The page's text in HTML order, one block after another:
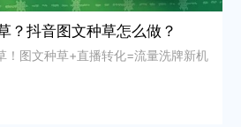
？抖音图文种草怎么做？
！图文种草+直播转化=流量洗牌新机